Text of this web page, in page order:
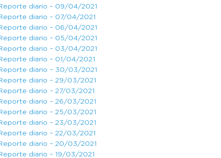
diario – 09/04/2021
diario – 07/04/2021
diario – 06/04/2021
diario – 05/04/2021
diario – 03/04/2021
diario – 01/04/2021
diario – 30/03/2021
diario – 29/03/2021
diario – 27/03/2021
diario – 26/03/2021
diario – 25/03/2021
diario – 23/03/2021
diario – 22/03/2021
diario – 20/03/2021
diario – 19/03/2021